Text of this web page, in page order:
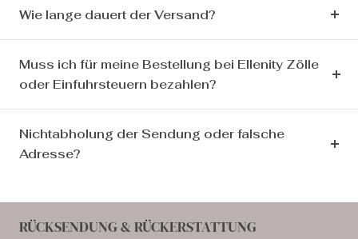
Wie lange dauert der Versand?
Muss ich für meine Bestellung bei Ellenity Zölle
oder Einfuhrsteuern bezahlen?
Nichtabholung der Sendung oder falsche
Adresse?
RÜCKSENDUNG & RÜCKERSTATTUNG